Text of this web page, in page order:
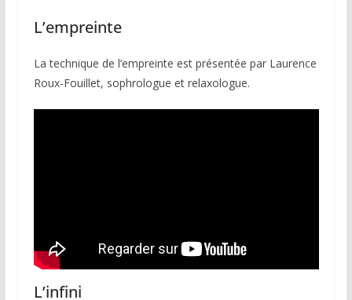
L’empreinte
La technique de l’empreinte est présentée par Laurence
Roux-Fouillet, sophrologue et relaxologue.
L’infini